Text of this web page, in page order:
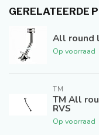
GERELATEERDE
All round
Op voorraad
TM
TM All
RVS
Op voorraad